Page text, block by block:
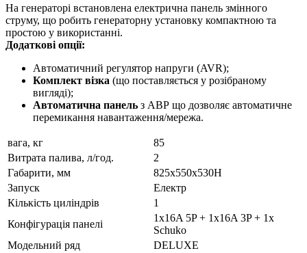
На генераторі встановлена електрична панель змінного
струму, що робить генераторну установку компактною та
простою у використанні.
Додаткові опції:
Автоматичний регулятор напруги (AVR);
Комплект візка (що поставляється у розібраному
вигляді);
Автоматична панель з АВР що дозволяє автоматичне
перемикання навантаження/мережа.
вага, кг
85
Витрата палива, л/год.
2
Габарити, мм
825x550x530H
Запуск
Електр
Кількість циліндрів
1
Конфігурація панелі
1x16A 5P + 1x16A 3P + 1x
Schuko
Модельний ряд
DELUXE